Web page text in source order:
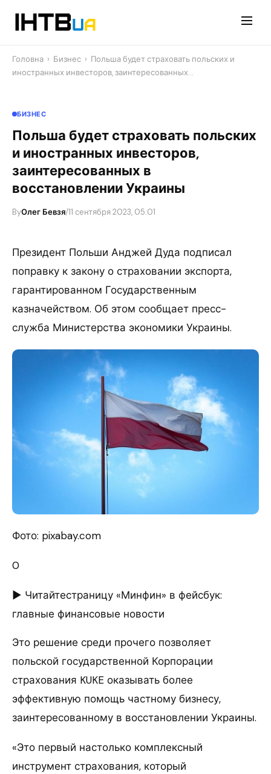
Головна › Бизнес › Польша будет страховать польских и
иностранных инвесторов, заинтересованных…
БИЗНЕС
Польша будет страховать польских
и иностранных инвесторов,
заинтересованных в
восстановлении Украины
ByОлег Бевзя/11 сентября 2023, 05:01
Президент Польши Анджей Дуда подписал
поправку к закону о страховании экспорта,
гарантированном Государственным
казначейством. Об этом сообщает пресс-
служба Министерства экономики Украины.
Фото: pixabay.com
0
► Читайтестраницу «Минфин» в фейсбук:
главные финансовые новости
Это решение среди прочего позволяет
польской государственной Корпорации
страхования KUKE оказывать более
эффективную помощь частному бизнесу,
заинтересованному в восстановлении Украины.
«Это первый настолько комплексный
инструмент страхования, который